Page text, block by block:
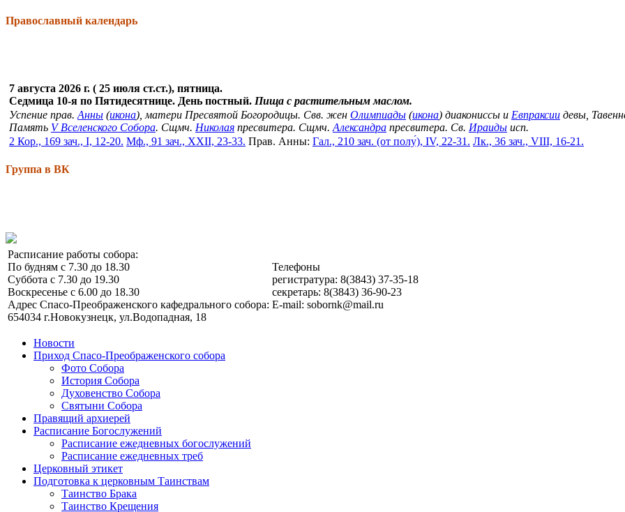
Православный календарь
7 августа 2026 г. ( 25 июля ст.ст.), пятница.
Седмица 10-я по Пятидесятнице. День постный. Пища с растительным маслом.
Успение прав.Анны (икона), матери Пресвятой Богородицы. Свв. жен Олимпиады (икона) диакониссы и Евпраксии девы,
Память V Вселенского Собора. Сщмч. Николая пресвитера. Сщмч.Александра пресвитера. Св. Ираиды исп.
2 Кор., 169 зач., I, 12-20. Мф., 91 зач., XXII, 23-33. Прав. Анны: Гал., 210 зач. (от полу́), IV, 22-31. Лк., 36 зач., VIII, 16-21.
Группа в ВК
Расписание работы собора:
По будням с 7.30 до 18.30
Суббота с 7.30 до 19.30
Воскресенье с 6.00 до 18.30
Адрес Спасо-Преображенского кафедрального собора:
654034 г.Новокузнецк, ул.Водопадная, 18
Телефоны
регистратура: 8(3843) 37-35-18
секретарь: 8(3843) 36-90-23
E-mail: sobornk@mail.ru
Новости
Приход Спасо-Преображенского собора
Фото Собора
История Собора
Духовенство Собора
Святыни Собора
Правящий архиерей
Расписание Богослужений
Расписание ежедневных богослужений
Расписание ежедневных треб
Церковный этикет
Подготовка к церковным Таинствам
Таинство Брака
Таинство Крещения